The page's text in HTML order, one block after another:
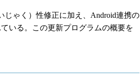
ゃく）性修正に加え、Android連携の
いる。この更新プログラムの概要を